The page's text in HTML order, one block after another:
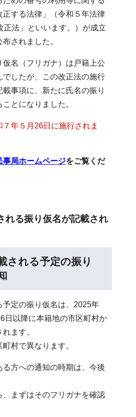
正する法律」（令和５年法律
正法」といいます。）が成立
されました。
仮名（フリガナ）は戸籍上公
でしたが、この改正法の施行
事項に、新たに氏名の振り
とになりました。
年５月26日に施行されま
事局ホームページをご覧くだ
れる振り仮名が記載され
される予定の振り
予定の振り仮名は、2025年
日以降に本籍地の市区町村か
ます。
村で異なります。
る方への通知の時期は、今後
、まずはそのフリガナを確認